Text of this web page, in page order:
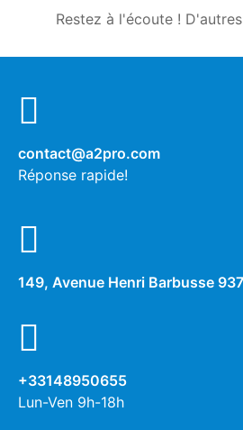
Restez à l'écoute !
contact@a2pro.com
Réponse rapide!
149, Avenue Henri Barbusse
+33148950655
Lun-Ven 9h-18h